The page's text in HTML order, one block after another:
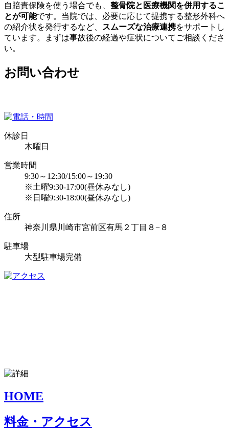
自賠責保険を使う場合でも、 整骨院と医療機関を併用するこ
とが可能です。当院では、必要に応じて提携する整形外科へ
の紹介状を発行するなど、
スムーズな治療連携をサポートし
ています。まずは事故後の経過や症状についてご相談くださ
い。
お問い合わせ
休診日
木曜日
営業時間
9:30～12:30/15:00～19:30
※土曜9:30-17:00(昼休みなし)
※日曜9:30-18:00(昼休みなし)
住所
神奈川県川崎市宮前区有馬２丁目８−８
駐車場
大型駐車場完備
HOME
料金・アクセス